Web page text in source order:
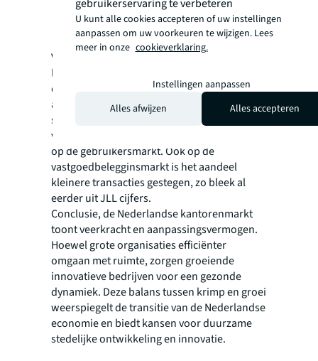
Focus op duurzaamheid en ESG-criteria
Behoefte aan flexibiliteit in huurlengtes en
grootte van ruimte
Voor vastgoedeigenaren en ontwikkelaars
ligt er een uitdaging om in te spelen op deze
diverse markt. Flexibiliteit, duurzaamheid en
aansluiting bij de bedrijfscultuur worden
steeds belangrijker. Dit heeft zich mede
vertaald in relatief meer kleinere transacties
op de gebruikersmarkt. Ook op de
vastgoedbelegginsmarkt is het aandeel
kleinere transacties gestegen, zo bleek al
eerder uit JLL cijfers.
Conclusie, de Nederlandse kantorenmarkt
toont veerkracht en aanpassingsvermogen.
Hoewel grote organisaties efficiënter
omgaan met ruimte, zorgen groeiende
innovatieve bedrijven voor een gezonde
dynamiek. Deze balans tussen krimp en groei
weerspiegelt de transitie van de Nederlandse
economie en biedt kansen voor duurzame
stedelijke ontwikkeling en innovatie.
gebruikerservaring te verbeteren
U kunt alle cookies accepteren of uw instellingen
aanpassen om uw voorkeuren te wijzigen. Lees
meer in onze cookieverklaring.
Instellingen aanpassen
Alles afwijzen
Alles accepteren